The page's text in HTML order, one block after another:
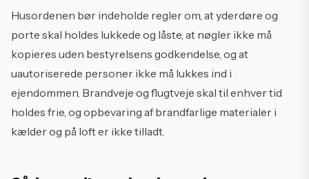
Husordenen bør indeholde regler om, at yderdøre og
porte skal holdes lukkede og låste, at nøgler ikke må
kopieres uden bestyrelsens godkendelse, og at
uautoriserede personer ikke må lukkes ind i
ejendommen. Brandveje og flugtveje skal til enhver tid
holdes frie, og opbevaring af brandfarlige materialer i
kælder og på loft er ikke tilladt.